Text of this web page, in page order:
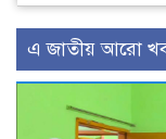
এ জাতীয় আরো